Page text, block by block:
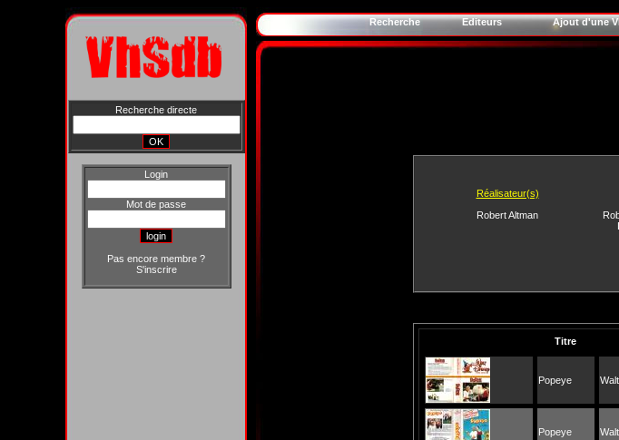
Recherche directe
Login
Mot de passe
Pas encore membre ?
S'inscrire
Recherche Editeurs Ajout d'une
Réalisateur(s)
Robert Altman
Titre
Popeye
Popeye